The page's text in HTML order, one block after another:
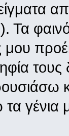
Τα
μου
τους
γένια